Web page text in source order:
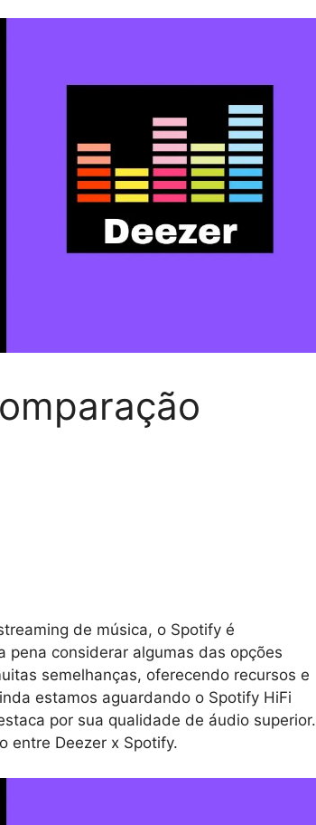
de música, o Spotify é
pena considerar algumas das opções
semelhanças, oferecendo recursos e
estamos aguardando o Spotify HiFi
por sua qualidade de áudio superior.
entre Deezer x Spotify.